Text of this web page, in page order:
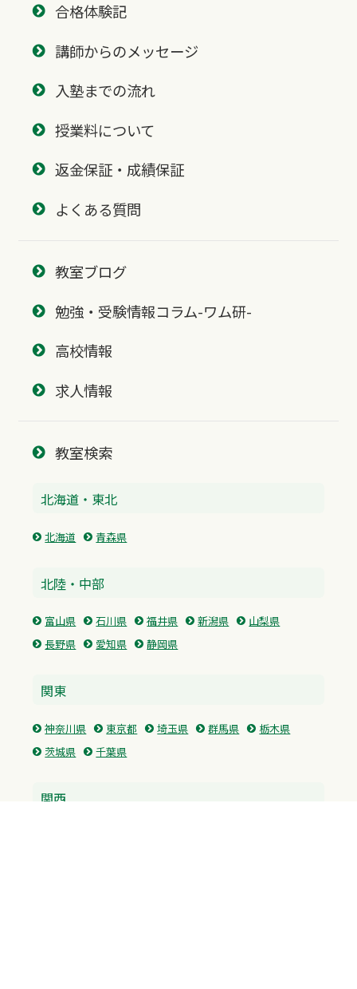
合格体験記
講師からのメッセージ
入塾までの流れ
授業料について
返金保証・成績保証
よくある質問
教室ブログ
勉強・受験情報コラム-ワム研-
高校情報
求人情報
教室検索
北海道・東北
北海道 青森県
北陸・中部
富山県 石川県 福井県 新潟県
山梨県
長野県
愛知県 静岡県
関東
神奈川県 東京都 埼玉県 群馬県
栃木県
茨城県
千葉県
関西